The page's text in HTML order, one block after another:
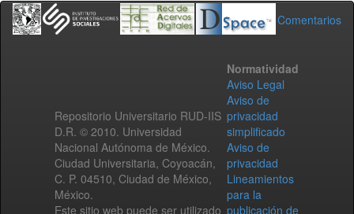
Comentarios
Repositorio Universitario RUD-IIS
D.R. © 2010. Universidad
Nacional Autónoma de México.
Ciudad Universitaria, Coyoacán,
C. P. 04510, Ciudad de México,
México.
Este sitio web puede ser utilizado
Normatividad
Aviso Legal
Aviso de
privacidad
simplificado
Aviso de
privacidad
Lineamientos
para la
publicación de